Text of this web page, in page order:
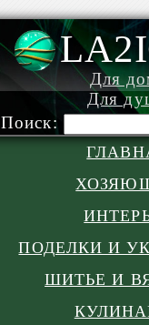
Для
Для
Поиск:
ПОДЕЛКИ И
ШИТЬЕ И